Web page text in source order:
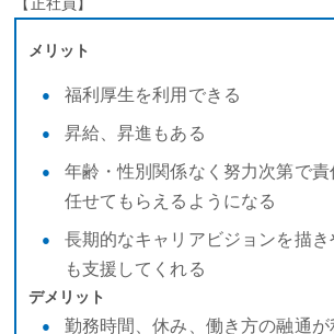
メリット
福利厚生を利用できる
昇給、昇進もある
年齢・性別関係なく努力次第で責
任せてもらえるようになる
長期的なキャリアビジョンを描き
も支援してくれる
デメリット
勤務時間、休み、働き方の融通が